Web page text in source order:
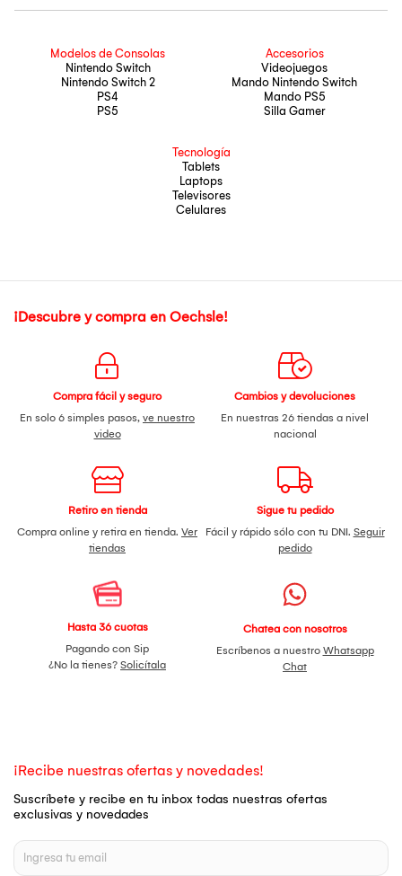
Modelos de Consolas
Nintendo Switch
Nintendo Switch 2
PS4
PS5
Accesorios
Videojuegos
Mando Nintendo Switch
Mando PS5
Silla Gamer
Tecnología
Tablets
Laptops
Televisores
Celulares
¡Descubre y compra en Oechsle!
Compra fácil y seguro
En solo 6 simples pasos, ve nuestro
video
Cambios y devoluciones
En nuestras 26 tiendas a nivel
nacional
Retiro en tienda
Compra online y retira en tienda. Ver
tiendas
Sigue tu pedido
Fácil y rápido sólo con tu DNI. Seguir
pedido
Hasta 36 cuotas
Pagando con Sip
¿No la tienes? Solicítala
Chatea con nosotros
Escríbenos a nuestro Whatsapp
Chat
¡Recibe nuestras ofertas y novedades!
Suscríbete y recibe en tu inbox todas nuestras ofertas
exclusivas y novedades